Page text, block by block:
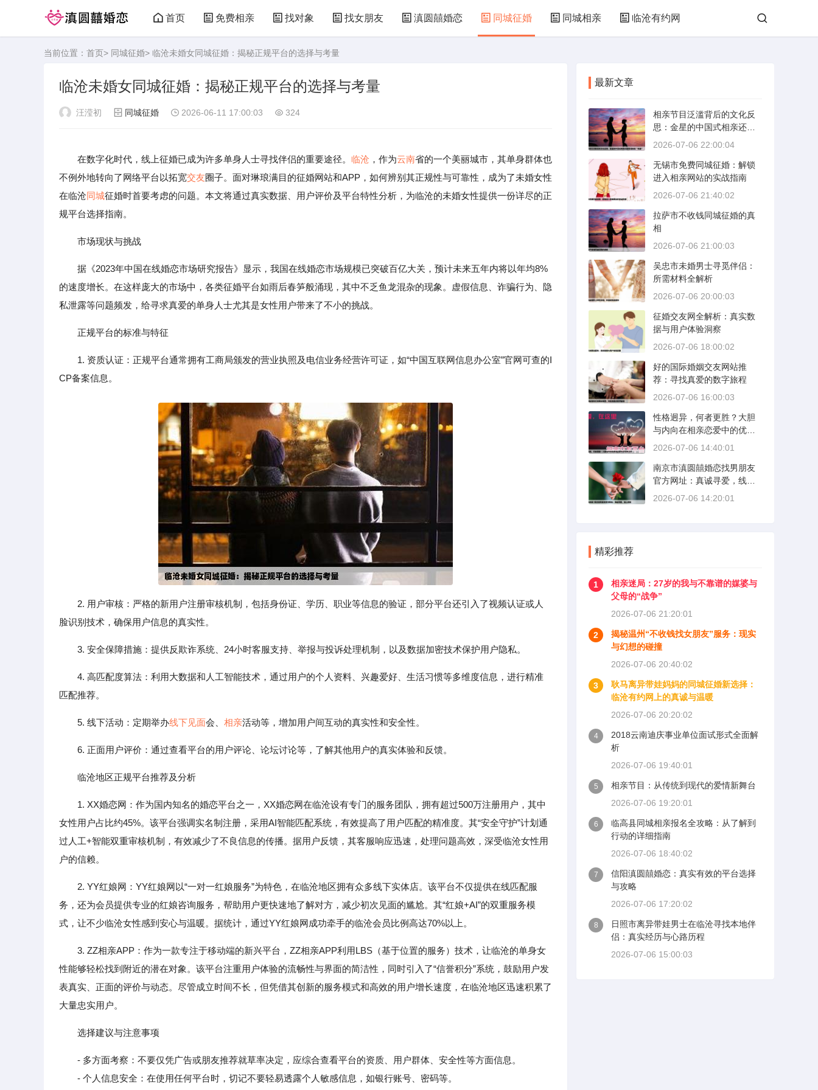
首页 免费相亲 找对象 找女朋友 滇圆囍婚恋 同城征婚 同城相亲 临沧有约网
当前位置： 首页> 同城征婚> 临沧未婚女同城征婚：揭秘正规平台的选择与考量
临沧未婚女同城征婚：揭秘正规平台的选择与考量
汪滢初 同城征婚 2026-06-11 17:00:03 324
在数字化时代，线上征婚已成为许多单身人士寻找伴侣的重要途径。 临沧 ，作为云南省的一个美丽城市，其单身群体也
不例外地转向了网络平台以拓宽交友圈子。面对琳琅满目的征婚网站和APP，如何辨别其正规性与可靠性，成为了未婚女性
在临沧同城征婚时首要考虑的问题。本文将通过真实数据、用户评价及平台特性分析，为临沧的未婚女性提供一份详尽的正
规平台选择指南。
市场现状与挑战
据《2023年中国在线婚恋市场研究报告》显示，我国在线婚恋市场规模已突破百亿大关，预计未来五年内将以年均8%
的速度增长。在这样庞大的市场中，各类征婚平台如雨后春笋般涌现，其中不乏鱼龙混杂的现象。虚假信息、诈骗行为、隐
私泄露等问题频发，给寻求真爱的单身人士尤其是女性用户带来了不小的挑战。
正规平台的标准与特征
1. 资质认证：正规平台通常拥有工商局颁发的营业执照及电信业务经营许可证，如“中国互联网信息办公室”官网可查的I
CP备案信息。
2. 用户审核：严格的新用户注册审核机制，包括身份证、学历、职业等信息的验证，部分平台还引入了视频认证或人
脸识别技术，确保用户信息的真实性。
3. 安全保障措施：提供反欺诈系统、24小时客服支持、举报与投诉处理机制，以及数据加密技术保护用户隐私。
4. 高匹配度算法：利用大数据和人工智能技术，通过用户的个人资料、兴趣爱好、生活习惯等多维度信息，进行精准
匹配推荐。
5. 线下活动：定期举办线下见面会、 相亲活动等，增加用户间互动的真实性和安全性。
6. 正面用户评价：通过查看平台的用户评论、论坛讨论等，了解其他用户的真实体验和反馈。
临沧地区正规平台推荐及分析
1. XX婚恋网：作为国内知名的婚恋平台之一，XX婚恋网在临沧设有专门的服务团队，拥有超过500万注册用户，其中
女性用户占比约45%。该平台强调实名制注册，采用AI智能匹配系统，有效提高了用户匹配的精准度。其“安全守护”计划通
过人工+智能双重审核机制，有效减少了不良信息的传播。据用户反馈，其客服响应迅速，处理问题高效，深受临沧女性用
户的信赖。
2. YY红娘网：YY红娘网以“一对一红娘服务”为特色，在临沧地区拥有众多线下实体店。该平台不仅提供在线匹配服
务，还为会员提供专业的红娘咨询服务，帮助用户更快速地了解对方，减少初次见面的尴尬。其“红娘+AI”的双重服务模
式，让不少临沧女性感到安心与温暖。据统计，通过YY红娘网成功牵手的临沧会员比例高达70%以上。
3. ZZ相亲APP：作为一款专注于移动端的新兴平台，ZZ相亲APP利用LBS（基于位置的服务）技术，让临沧的单身女
性能够轻松找到附近的潜在对象。该平台注重用户体验的流畅性与界面的简洁性，同时引入了“信誉积分”系统，鼓励用户发
表真实、正面的评价与动态。尽管成立时间不长，但凭借其创新的服务模式和高效的用户增长速度，在临沧地区迅速积累了
大量忠实用户。
选择建议与注意事项
- 多方面考察：不要仅凭广告或朋友推荐就草率决定，应综合查看平台的资质、用户群体、安全性等方面信息。
- 个人信息安全：在使用任何平台时，切记不要轻易透露个人敏感信息，如银行账号、密码等。
最新文章
相亲节目泛滥背后的文化反
思：金星的中国式相亲还能
否保持其“完美”
2026-07-06 22:00:04
无锡市免费同城征婚：解锁
进入相亲网站的实战指南
2026-07-06 21:40:02
拉萨市不收钱同城征婚的真
相
2026-07-06 21:00:03
吴忠市未婚男士寻觅伴侣：
所需材料全解析
2026-07-06 20:00:03
征婚交友网全解析：真实数
据与用户体验洞察
2026-07-06 18:00:02
好的国际婚姻交友网站推
荐：寻找真爱的数字旅程
2026-07-06 16:00:03
性格迥异，何者更胜？大胆
与内向在相亲恋爱中的优势
分析
2026-07-06 14:40:01
南京市滇圆囍婚恋找男朋友
官方网址：真诚寻爱，线上
启航
2026-07-06 14:20:01
精彩推荐
1
相亲迷局：27岁的我与不靠谱的媒婆与
父母的“战争”
2026-07-06 21:20:01
2
揭秘温州“不收钱找女朋友”服务：现实
与幻想的碰撞
2026-07-06 20:40:02
3
耿马离异带娃妈妈的同城征婚新选择：
临沧有约网上的真诚与温暖
2026-07-06 20:20:02
4
2018云南迪庆事业单位面试形式全面解
析
2026-07-06 19:40:01
5
相亲节目：从传统到现代的爱情新舞台
2026-07-06 19:20:01
6
临高县同城相亲报名全攻略：从了解到
行动的详细指南
2026-07-06 18:40:02
7
信阳滇圆囍婚恋：真实有效的平台选择
与攻略
2026-07-06 17:20:02
8
日照市离异带娃男士在临沧寻找本地伴
侣：真实经历与心路历程
2026-07-06 15:00:03